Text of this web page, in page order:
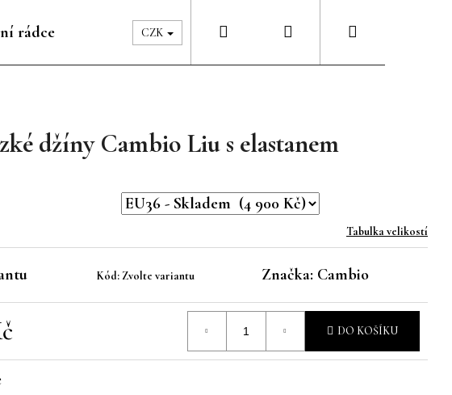
rádce Péče & Šatník Kontakty
CZK Přihlášení
džíny Cambio Liu s elastanem
Tabulka velikostí
Kód: Zvolte variantu Značka: Cambio
DO KOŠÍKU